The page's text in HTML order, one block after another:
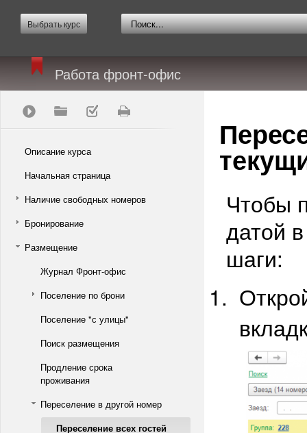
Выбрать курс
Работа фронт-офис
Описание курса
Начальная страница
Наличие свободных номеров
Бронирование
Размещение
Журнал Фронт-офис
Поселение по брони
Поселение "с улицы"
Поиск размещения
Продление срока
проживания
Переселение в другой номер
Переселение всех гостей
Чтобы
датой
шаги: